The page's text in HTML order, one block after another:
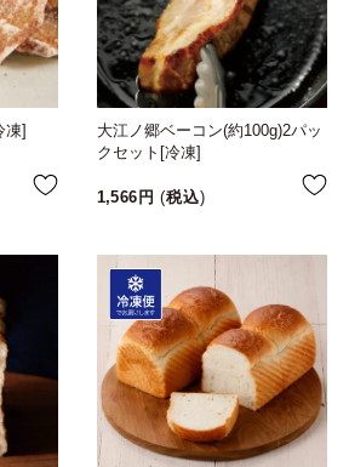
凍]
大江ノ郷ベーコン(約100g)2パッ
クセット[冷凍]
1,566 税込